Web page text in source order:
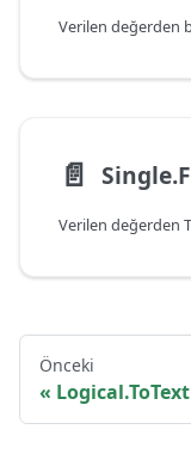
Verilen değerden
📄️
Verilen değerden
Önceki
Logical.ToText